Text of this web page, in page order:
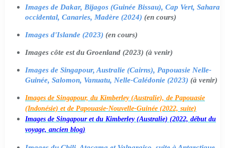
Images de Dakar, Bijagos (Guinée Bissau), Cap Vert, Sahara
occidental, Canaries, Madère (2024) (en cours)
Images d'Islande (2023) (en cours)
Images côte est du Groenland (2023) (à venir)
Images de Singapour, Australie (Cairns), Papouasie Nelle-
Guinée, Salomon, Vanuatu, Nelle-Calédonie (2023) (à venir)
Images de Singapour, du Kimberley (Australie), de Papouasie
(Indonésie) et de Papouasie-Nouvelle-Guinée (2022, suite)
Images de Singapour et du Kimberley (Australie) (2022, début du
voyage, ancien blog)